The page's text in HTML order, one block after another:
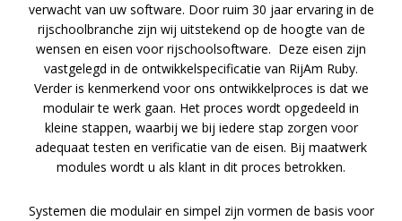
verwacht van uw software. Door ruim 30 jaar ervaring in de
rijschoolbranche zijn wij uitstekend op de hoogte van de
wensen en eisen voor rijschoolsoftware. Deze eisen zijn
vastgelegd in de ontwikkelspecificatie van RijAm Ruby.
Verder is kenmerkend voor ons ontwikkelproces is dat we
modulair te werk gaan. Het proces wordt opgedeeld in
kleine stappen, waarbij we bij iedere stap zorgen voor
adequaat testen en verificatie van de eisen. Bij maatwerk
modules wordt u als klant in dit proces betrokken.
Systemen die modulair en simpel zijn vormen de basis voor